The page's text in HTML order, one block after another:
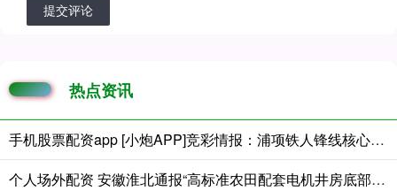
提交评论
热点资讯
手机股票配资app [小炮APP]竞彩情报：浦项铁人锋线核心离队
个人场外配资 安徽淮北通报“高标准农田配套电机井房底部悬空、抽10分钟就没水” ：将调查复核，据结果依规依纪严肃处理